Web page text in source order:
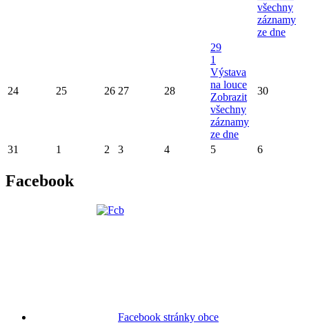
všechny
záznamy
ze dne
24 25 26 27 28
29
1
Výstava
na louce
Zobrazit
všechny
záznamy
ze dne
30
31 1 2 3 4 5 6
Facebook
Facebook stránky obce